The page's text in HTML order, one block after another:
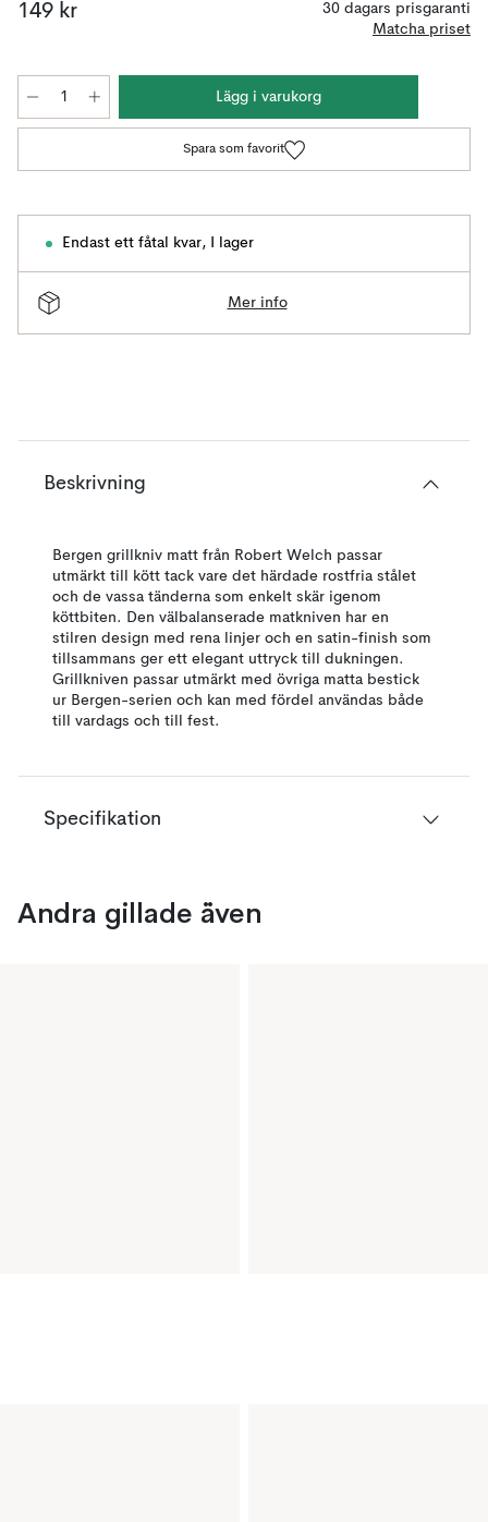
149 kr
30 dagars prisgaranti
Matcha priset
Lägg i varukorg
Spara som favorit
Endast ett fåtal kvar, I lager
Mer info
Beskrivning
Bergen grillkniv matt från Robert Welch passar
utmärkt till kött tack vare det härdade rostfria stålet
och de vassa tänderna som enkelt skär igenom
köttbiten. Den välbalanserade matkniven har en
stilren design med rena linjer och en satin-finish som
tillsammans ger ett elegant uttryck till dukningen.
Grillkniven passar utmärkt med övriga matta bestick
ur Bergen-serien och kan med fördel användas både
till vardags och till fest.
Specifikation
Andra gillade även